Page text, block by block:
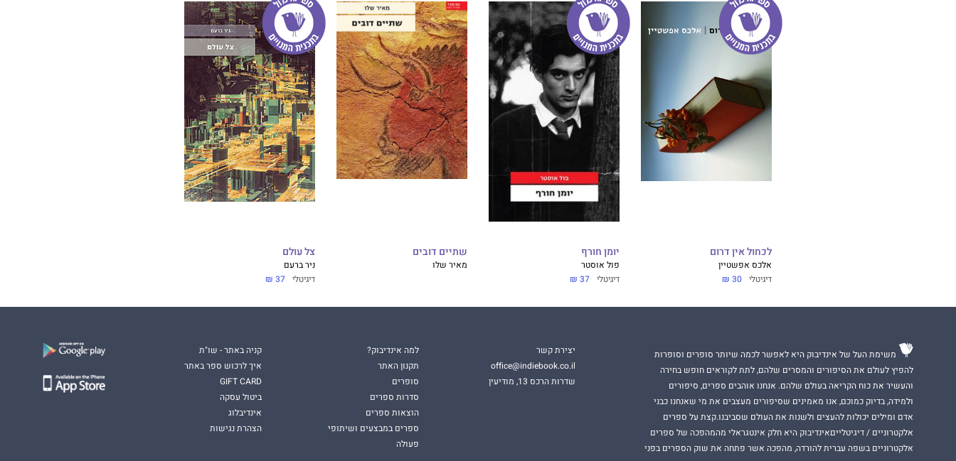
לכחול אין דרום
אלכס אפשטיין
דיגיטלי 30 ₪
יומן חורף
פול אוסטר
דיגיטלי 37 ₪
שתיים דובים
מאיר שלו
צל עולם
ניר ברעם
דיגיטלי 37 ₪
משימת העל של אינדיבוק היא לאפשר לכמה שיותר סופרים וסופרות
להפיץ לעולם את הסיפורים והמסרים שלהם, לתת לקוראים חופש בחירה
והעשיר את כוח הקריאה בעולם שלהם. אנחנו אוהבים ספרים, סיפורים
ולמידה, בדיוק כמוכם, אנו מאמינים שסיפורים מעצבים את מי שאנחנו כבני
אדם ומילים יכולות להעצים ולשנות את העולם שסביבנו.קצת על ספרים
אלקטרוניים / דיגיטלייםאינדיבוק היא חלק אינטגראלי מהמהפכה של ספרים
אלקטרוניים בשפה עברית להורדה, מהפכה אשר פתחה את שוק הספרים בפני
יצירת קשר
office@indiebook.co.il
שדרות הרכס 13, מודיעין
למה אינדיבוק?
תקנון האתר
סופרים
סדרות ספרים
הוצאות ספרים
ספרים במבצעים ושיתופי
פעולה
קניה באתר - שו"ת
איך לרכוש ספר באתר
GIFT CARD
ביטול עסקה
אינדיבלוג
הצהרת נגישות